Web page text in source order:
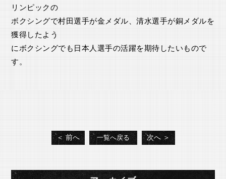
リンピックの
ボクシングで村田選手が金メダル、清水選手が銅メダルを
獲得したよう
にボクシングでも日本人選手の活躍を期待したいもので
す。
＜ 前へ 一覧へ戻る 次へ ＞